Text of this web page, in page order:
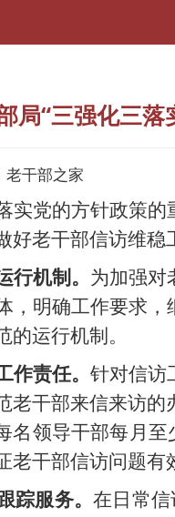
局“三强化三
老干部之家
实党的方针政策
老干部信访维稳
行机制 。 为加强对
，明确工作要求，
运行机制。
作责任。 针对信访
老干部来信来访
名领导干部每月
老干部信访问题
踪服务。在日常